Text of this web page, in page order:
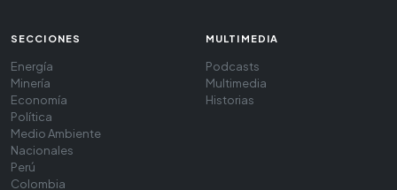
SECCIONES
Energía
Minería
Economía
Política
Medio Ambiente
Nacionales
Perú
Colombia
MULTIMEDIA
Podcasts
Multimedia
Historias